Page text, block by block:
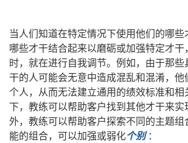
当人们知道在特定情况下使用他们的哪
哪些才干结合起来以磨砺或加强特定才
时，就在进行自我调节。例如，由于那些
干的人可能会无意中造成混乱和混淆， 他
个人，从而无法建立通用的绩效标准和相
下，教练可以帮助客户找到其他才干来
外，教练可以帮助客户探索不同的主题
能的组合，可以加强或弱化个别 ：